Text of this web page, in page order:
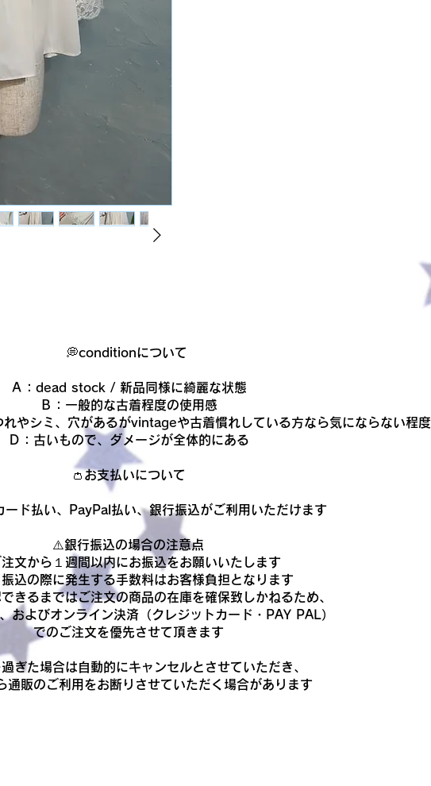
💭conditionについて
Ａ：dead stock / 新品同様に綺麗な状態
Ｂ：一般的な古着程度の使用感
れやシミ、穴があるがvintageや古着慣れしている方なら気にならない程度
Ｄ：古いもので、ダメージが全体的にある​
👛お支払いについて
ード払い、PayPal払い、銀行振込がご利用いただけます
​⚠️銀行振込の場合の注意点
文から１週間以内にお振込をお願いいたします
振込の際に発生する手数料はお客様負担となります
きるまではご注文の商品の在庫を確保致しかねるため、
およびオンライン決済（クレジットカード・PAY PAL）
でのご注文を優先させて頂きます
ぎた場合は自動的にキャンセルとさせていただき、
販のご利用をお断りさせていただく場合があります